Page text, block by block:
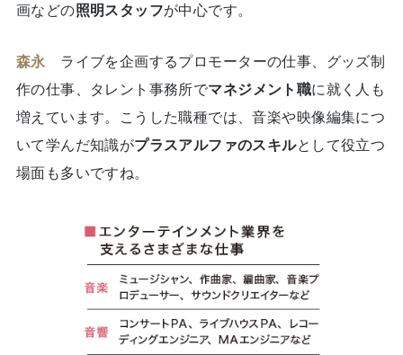
画などの照明スタッフが中心です。
森永 ライブを企画するプロモーターの仕事、グッズ制
作の仕事、タレント事務所でマネジメント職に就く人も
増えています。こうした職種では、音楽や映像編集につ
いて学んだ知識がプラスアルファのスキルとして役立つ
場面も多いですね。